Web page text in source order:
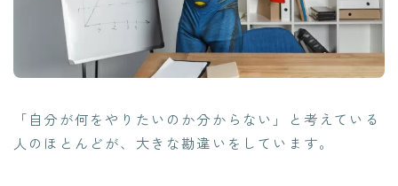
「 自分が何をやりたいのか分からない 」と考えている
人のほとんどが、大きな勘違いをしています。